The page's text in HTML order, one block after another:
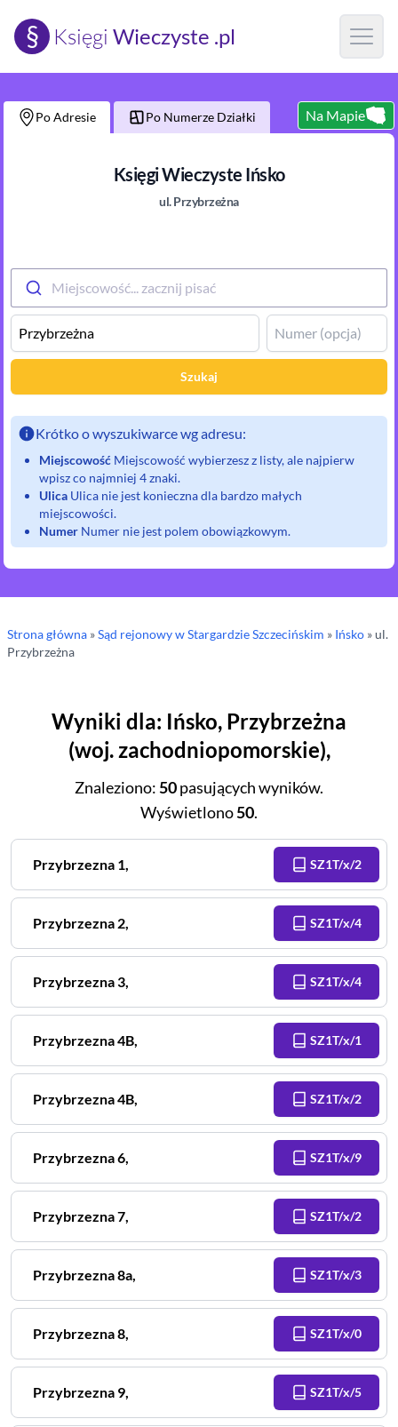
§ Księgi Wieczyste .pl Open
Po Adresie Po Numerze Działki Na Mapie
Księgi Wieczyste Ińsko
ul.Przybrzeżna
Miejscowość... zacznij pisać
Szukaj
Krótko o wyszukiwarce wg adresu:
Miejscowość Miejscowość wybierzesz z listy, ale najpierw
wpisz co najmniej 4 znaki.
Ulica Ulica nie jest konieczna dla bardzo małych
miejscowości.
Numer Numer nie jest polem obowiązkowym.
Strona główna »Sąd rejonowyw Stargardzie Szczecińskim » Ińsko » ul.
Przybrzeżna
Wyniki dla: Ińsko, Przybrzeżna
(woj.zachodniopomorskie),
Znaleziono:50pasujących wyników.
Wyświetlono50.
Przybrzezna 1, SZ1T/x/2
Przybrzezna 2, SZ1T/x/4
Przybrzezna3, SZ1T/x/4
Przybrzezna4B, SZ1T/x/1
Przybrzezna4B, SZ1T/x/2
Przybrzezna6, SZ1T/x/9
Przybrzezna7, SZ1T/x/2
Przybrzezna8a, SZ1T/x/3
Przybrzezna8, SZ1T/x/0
Przybrzezna 9, SZ1T/x/5